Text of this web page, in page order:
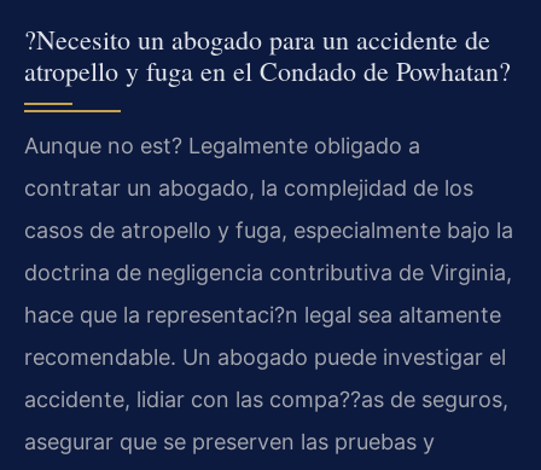
?Necesito un abogado para un accidente de
atropello y fuga en el Condado de Powhatan?
Aunque no est? Legalmente obligado a
contratar un abogado, la complejidad de los
casos de atropello y fuga, especialmente bajo la
doctrina de negligencia contributiva de Virginia,
hace que la representaci?n legal sea altamente
recomendable. Un abogado puede investigar el
accidente, lidiar con las compa??as de seguros,
asegurar que se preserven las pruebas y